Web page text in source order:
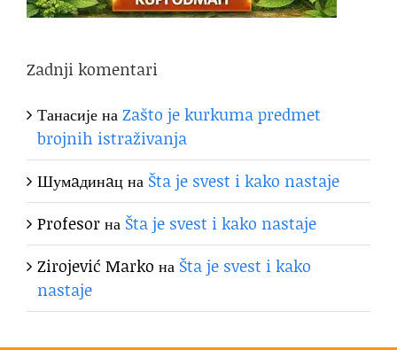
Zadnji komentari
ТанасијенаZašto je kurkuma predmet
brojnih istraživanja
Шумaдинaцна Šta je svest i kako nastaje
Profesorна Šta je svest i kako nastaje
Zirojević Marko на Šta je svest i kako
nastaje